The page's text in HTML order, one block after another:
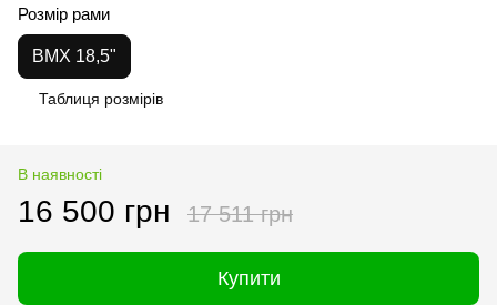
Розмір рами
BMX 18,5"
Таблиця розмірів
В наявності
16 500 грн 17 511 грн
Купити